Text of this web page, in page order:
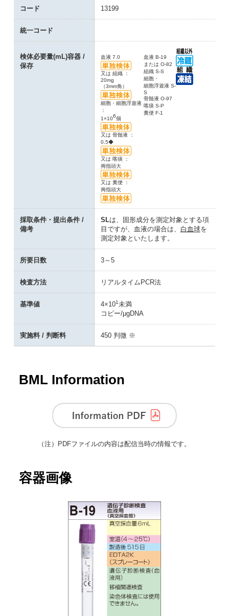
コード 13199
統一コード
検体必要量(mL)容器 /
保存
血液 7.0
又は 組織 ：
20mg
（3mm角）
細胞・細胞浮遊液
：
1×106個
又は 骨髄液 ：
0.5◆
又は 喀痰 ：
拇指頭大
又は 糞便 ：
拇指頭大
血液 B-19
または O-82
組織 S-S
細胞・
細胞浮遊液 S-
S
骨髄液 O-97
喀痰 S-P
糞便 F-1
採取条件・提出条件 /
備考
SLは、固形成分を測定対象とする項
目ですが、血液の場合は、 白血球を
測定対象といたします。
所要日数 3～5
検査方法 リアルタイムPCR法
基準値 4×101未満
コピー/μgDNA
実施料 / 判断料 450 判微 ※
BML Information
（注） PDFファイルの内容は配信当時の情報です。
容器画像